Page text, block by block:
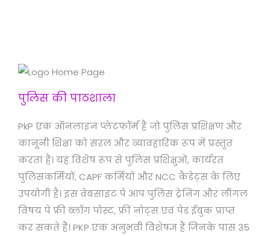
पुलिस की पाठशाला
PkP एक ऑनलाइन प्लेटफॉर्म है जो पुलिस प्रशिक्षण और
कानूनी शिक्षा को सरल और व्यावहारिक रूप में प्रस्तुत
करता है। यह विशेष रूप से पुलिस प्रशिक्षुओं, कार्यरत
पुलिसकर्मियों, CAPF कर्मियों और NCC कैडेट्स के लिए
उपयोगी है। इस वेबसाइट पे आप पुलिस ट्रेनिंग और लीगल
विषय पे फ्री ब्लॉग पोस्ट, फ्री नोट्स एवं पेड ईबुक प्राप्त
कर सकते हैं। PKP एक अनुभवी विशेषज्ञ हैं जिनके पास 35